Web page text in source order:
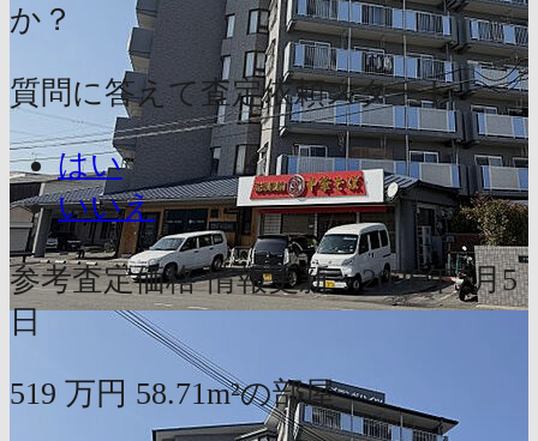
か？
質問に答えて査定依頼スタート
はい
いいえ
参考査定価格 情報更新：2026年7月5
日
519 万円 58.71m²の部屋